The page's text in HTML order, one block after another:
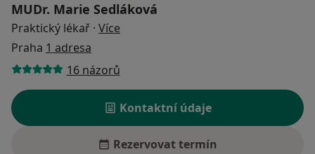
MUDr. Marie Sedláková
Praktický lékař · Více
Praha 1 adresa
16 názorů
Kontaktní údaje
Rezervovat termín